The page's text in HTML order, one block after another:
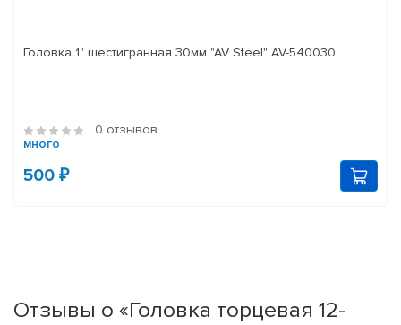
Головка 1" шестигранная 30мм "AV Steel" AV-540030
0 отзывов
много
500 ₽
Отзывы о «Головка торцевая 12-